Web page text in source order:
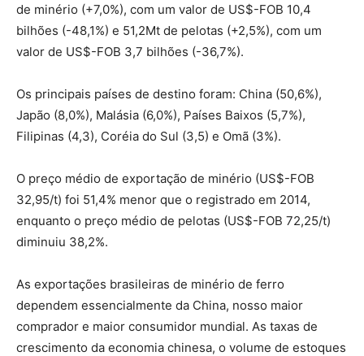
de minério (+7,0%), com um valor de US$-FOB 10,4
bilhões (-48,1%) e 51,2Mt de pelotas (+2,5%), com um
valor de US$-FOB 3,7 bilhões (-36,7%).
Os principais países de destino foram: China (50,6%),
Japão (8,0%), Malásia (6,0%), Países Baixos (5,7%),
Filipinas (4,3), Coréia do Sul (3,5) e Omã (3%).
O preço médio de exportação de minério (US$-FOB
32,95/t) foi 51,4% menor que o registrado em 2014,
enquanto o preço médio de pelotas (US$-FOB 72,25/t)
diminuiu 38,2%.
As exportações brasileiras de minério de ferro
dependem essencialmente da China, nosso maior
comprador e maior consumidor mundial. As taxas de
crescimento da economia chinesa, o volume de estoques